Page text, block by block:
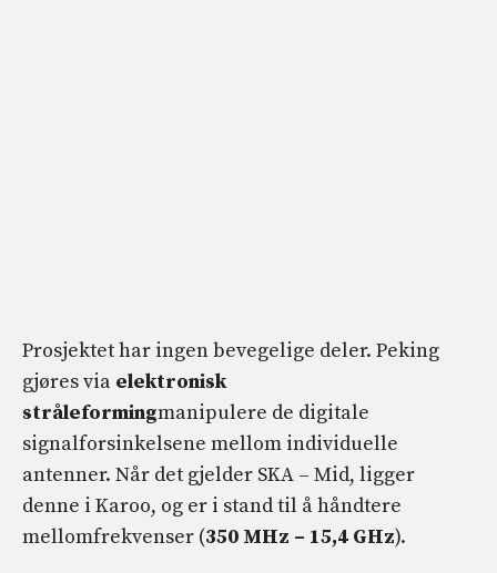
Prosjektet har ingen bevegelige deler. Peking
gjøres via elektronisk
stråleformingmanipulere de digitale
signalforsinkelsene mellom individuelle
antenner. Når det gjelder SKA – Mid, ligger
denne i Karoo, og er i stand til å håndtere
mellomfrekvenser (350 MHz – 15,4 GHz).